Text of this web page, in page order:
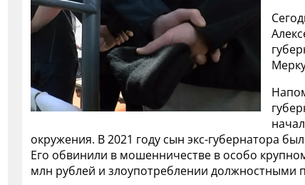
окружения. В 2021 году сын экс-губернатора
Его обвинили в мошенничестве в особо
млн рублей и злоупотреблении должностными